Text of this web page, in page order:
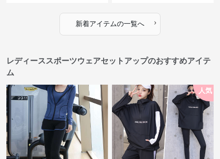
新着アイテムの一覧へ ›
レディーススポーツウェアセットアップのおすすめアイテ
ム
人気